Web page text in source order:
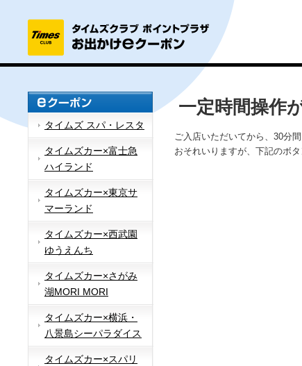
タイムズ スパ・レスタ
タイムズカー×富士急
ハイランド
タイムズカー×東京サ
マーランド
タイムズカー×西武園
ゆうえんち
タイムズカー×さがみ
湖MORI MORI
タイムズカー×横浜・
八景島シーパラダイス
タイムズカー×スパリ
一定時間操作
ご入店いただいてから、30分
おそれいりますが、下記のボ